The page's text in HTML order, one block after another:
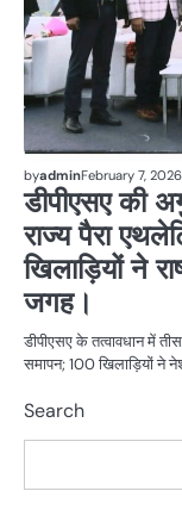
byadminFebruary 7, 2026
डीपीएसए की
राज्य पैरा
खिलाड़ियों ने
जगह।
डीपीएसए के तत्वावधान में
समापन; 100 खिलाड़ियों ने
Search